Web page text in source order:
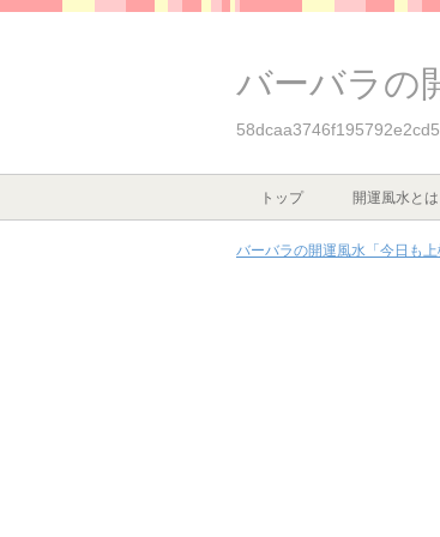
バーバラの
トップ 開運風水とは
バーバラの開運風水「今日も